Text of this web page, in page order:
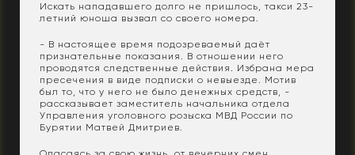
Искать нападавшего долго не пришлось, такси 23-
летний юноша вызвал со своего номера.
- В настоящее время подозреваемый даёт
признательные показания. В отношении него
проводятся следственные действия. Избрана мера
пресечения в виде подписки о невыезде. Мотив
был то, что у него не было денежных средств, -
рассказывает заместитель начальника отдела
Управления уголовного розыска МВД России по
Бурятии Матвей Дмитриев.